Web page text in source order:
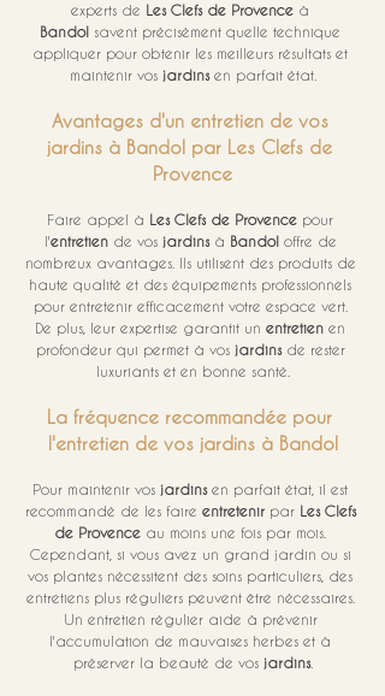
experts de Les Clefs de Provence à
Bandol savent précisément quelle technique
appliquer pour obtenir les meilleurs résultats et
maintenir vos jardins en parfait état.
Avantages d'un entretien de vos
jardins à Bandol par Les Clefs de
Provence
Faire appel à Les Clefs de Provence pour
l'entretien de vos jardins à Bandol offre de
nombreux avantages. Ils utilisent des produits de
haute qualité et des équipements professionnels
pour entretenir efficacement votre espace vert.
De plus, leur expertise garantit un entretien en
profondeur qui permet à vos jardins de rester
luxuriants et en bonne santé.
La fréquence recommandée pour
l'entretien de vos jardins à Bandol
Pour maintenir vos jardins en parfait état, il est
recommandé de les faire entretenir par Les Clefs
de Provence au moins une fois par mois.
Cependant, si vous avez un grand jardin ou si
vos plantes nécessitent des soins particuliers, des
entretiens plus réguliers peuvent être nécessaires.
Un entretien régulier aide à prévenir
l'accumulation de mauvaises herbes et à
préserver la beauté de vos jardins.